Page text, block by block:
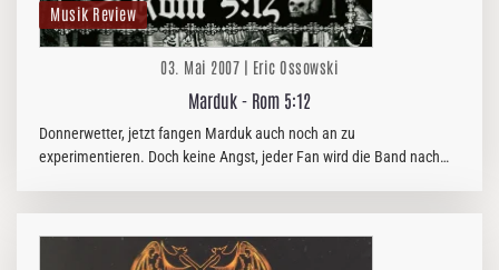
Musik Review
03. Mai 2007 | Eric Ossowski
Marduk - Rom 5:12
Donnerwetter, jetzt fangen Marduk auch noch an zu
experimentieren. Doch keine Angst, jeder Fan wird die Band nach